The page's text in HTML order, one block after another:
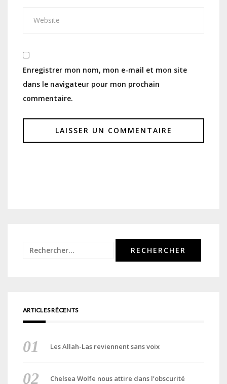
Enregistrer mon nom, mon e-mail et mon site
dans le navigateur pour mon prochain
commentaire.
Rechercher :
ARTICLES RÉCENTS
Les Allah-Las reviennent sans voix
Chelsea Wolfe nous attire dans l’obscurité